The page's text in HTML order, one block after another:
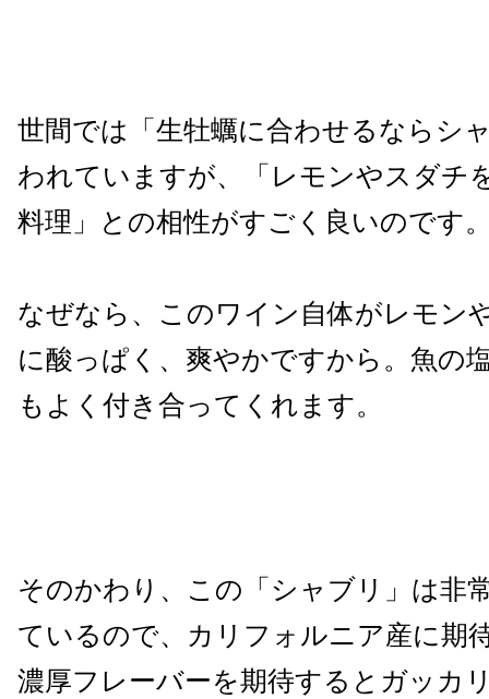
世間では「生牡蠣に合わせるならシ
われていますが、「レモンやスダチ
料理」との相性がすごく良いのです
なぜなら、このワイン自体がレモン
に酸っぱく、爽やかですから。魚の
もよく付き合ってくれます。
そのかわり、この「シャブリ」は非
ているので、カリフォルニア産に期
濃厚フレーバーを期待するとガッカ